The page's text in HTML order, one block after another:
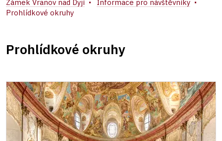
Zámek Vranov nad Dyjí
Informace pro návštěvníky
Prohlídkové okruhy
Prohlídkové okruhy